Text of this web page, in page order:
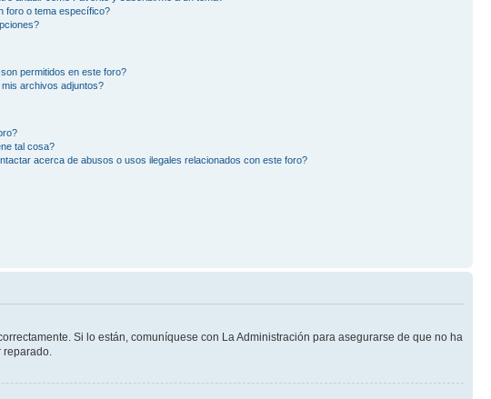
foro o tema específico?
permitidos en este foro?
archivos adjuntos?
tal cosa?
acerca de abusos o usos ilegales relacionados con este foro?
Si lo están, comuníquese con La Administración para asegurarse de que no ha